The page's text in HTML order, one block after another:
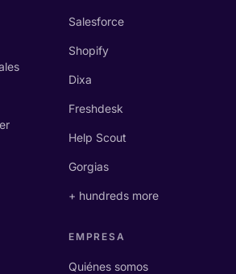
Salesforce
Shopify
Dixa
Freshdesk
Help Scout
Gorgias
+ hundreds more
EMPRESA
Quiénes somos